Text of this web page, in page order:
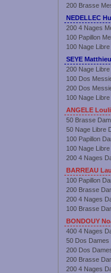
200 Brasse
NEDELLEC
200 4 Nages
100 Papillon
100 Nage
SEYE
200 Nage
100 Dos
200 Dos
100 Nage
ANGELE
50 Brasse
50 Nage Libre
100 Papillon
100 Nage
200 4 Nages
BARREAU
100 Papillon
200 Brasse
200 4 Nages
100 Brasse
BONDOUY
400 4 Nages
50 Dos Dames
200 Dos
200 Brasse
200 4 Nages